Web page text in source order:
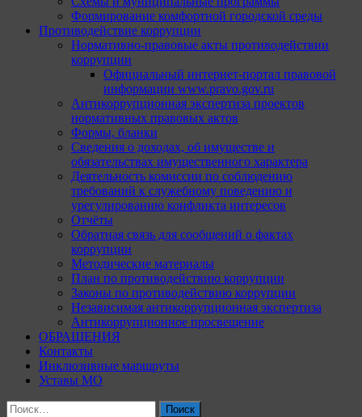
Формирование комфортной городской среды
Противодействие коррупции
Нормативно-правовые акты противодействии
коррупции
Официальный интернет-портал правовой
информации www.pravo.gov.ru
Антикоррупционная экспертиза проектов
нормативных правовых актов
Формы, бланки
Сведения о доходах, об имуществе и
обязательствах имущественного характера
Деятельность комиссии по соблюдению
требований к служебному поведению и
урегулированию конфликта интересов
Отчёты
Обратная связь для сообщений о фактах
коррупции
Методические материалы
План по противодействию коррупции
Законы по противодействию коррупции
Независимая антикоррупционная экспертиза
Антикоррупционное просвещение
ОБРАЩЕНИЯ
Контакты
Инклюзивные маршруты
Уставы МО
Найти: